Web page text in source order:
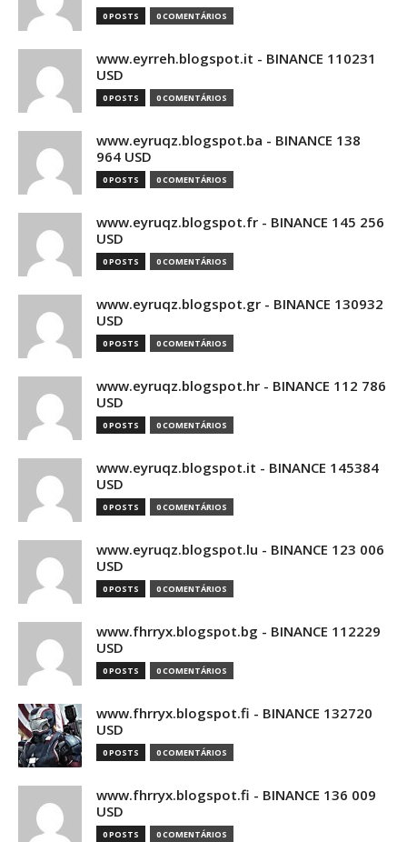
0 POSTS 0 COMENTÁRIOS
www.eyrreh.blogspot.it - BINANCE 110231
USD
0 POSTS 0 COMENTÁRIOS
www.eyruqz.blogspot.ba - BINANCE 138
964 USD
0 POSTS 0 COMENTÁRIOS
www.eyruqz.blogspot.fr - BINANCE 145 256
USD
0 POSTS 0 COMENTÁRIOS
www.eyruqz.blogspot.gr - BINANCE 130932
USD
0 POSTS 0 COMENTÁRIOS
www.eyruqz.blogspot.hr - BINANCE 112 786
USD
0 POSTS 0 COMENTÁRIOS
www.eyruqz.blogspot.it - BINANCE 145384
USD
0 POSTS 0 COMENTÁRIOS
www.eyruqz.blogspot.lu - BINANCE 123 006
USD
0 POSTS 0 COMENTÁRIOS
www.fhrryx.blogspot.bg - BINANCE 112229
USD
0 POSTS 0 COMENTÁRIOS
www.fhrryx.blogspot.fi - BINANCE 132720
USD
0 POSTS 0 COMENTÁRIOS
www.fhrryx.blogspot.fi - BINANCE 136 009
USD
0 POSTS 0 COMENTÁRIOS